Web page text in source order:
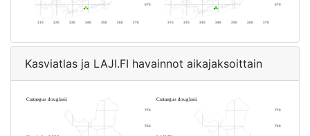
Kasviatlas ja LAJI.FI havainnot aikajaksoittain